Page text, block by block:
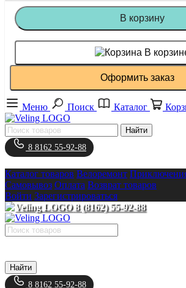
В корзину
В
Оформить заказ
Меню Поиск Каталог
Найти
8 8162 55-92-88
Каталог товаров Велоремонт
Самовывоз Оплата Возврат товаров
Войти Зарегистрироваться
8 (8162) 55-92-88
Найти
8 8162 55-92-88